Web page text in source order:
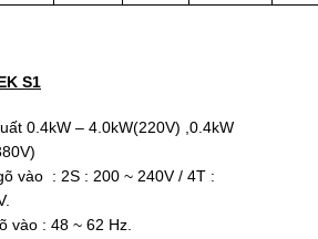
S1
0.4kW – 4.0kW(220V) ,0.4kW
vào : 2S : 200 ~ 240V / 4T :
vào : 48 ~ 62 Hz.